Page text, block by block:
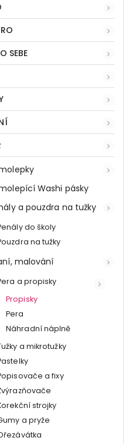
SEBE
Washi pásky
a pouzdra na tužky
do školy
na tužky
malování
a propisky
Propisky
Pera
Náhradní náplně
a mikrotužky
a fixy
strojky
a pryže